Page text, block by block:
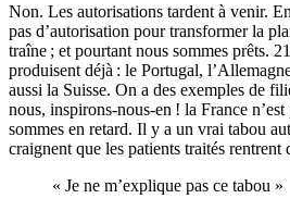
Non. Les autorisations tardent à venir.
pas d’autorisation pour transformer la
traîne ; et pourtant nous sommes prêts.
produisent déjà : le Portugal,
aussi la Suisse. On a des exemples de
nous, inspirons-nous-en ! la France
sommes en retard. Il y a un vrai tabou
craignent que les patients traités rentrent
« Je ne m’explique pas ce tabou »